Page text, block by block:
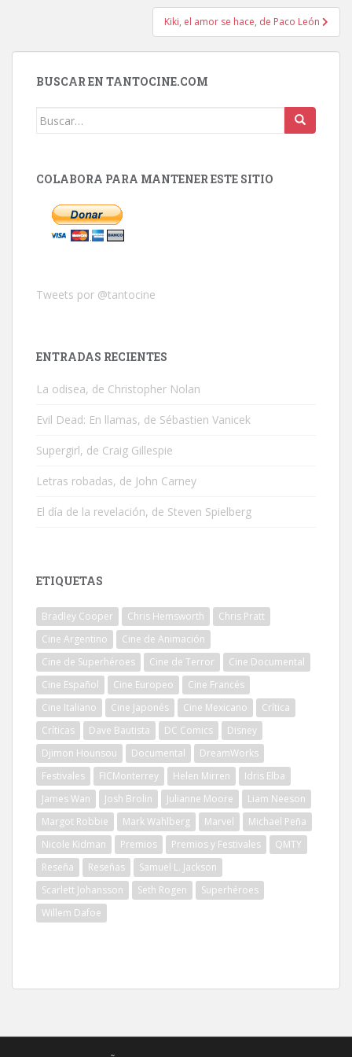
Kiki, el amor se hace, de Paco León
BUSCAR EN TANTOCINE.COM
Buscar:
COLABORA PARA MANTENER ESTE SITIO
Tweets por @tantocine
ENTRADAS RECIENTES
La odisea, de Christopher Nolan
Evil Dead: En llamas, de Sébastien Vanicek
Supergirl, de Craig Gillespie
Letras robadas, de John Carney
El día de la revelación, de Steven Spielberg
ETIQUETAS
Bradley Cooper Chris Hemsworth
Chris Pratt
Cine Argentino
Cine de Animación
Cine de Superhéroes
Cine de Terror
Cine Documental
Cine Español
Cine Europeo
Cine Francés
Cine Italiano
Cine Japonés Cine Mexicano
Crítica
Críticas
Dave Bautista DC Comics
Disney
Djimon Hounsou
Documental
DreamWorks
Festivales
FICMonterrey Helen Mirren
Idris Elba
James Wan
Josh Brolin Julianne Moore
Liam Neeson
Margot Robbie
Mark Wahlberg Marvel
Michael Peña
Nicole Kidman
Premios Premios y Festivales
QMTY
Reseña
Reseñas
Samuel L. Jackson
Scarlett Johansson
Seth Rogen
Superhéroes
Willem Dafoe